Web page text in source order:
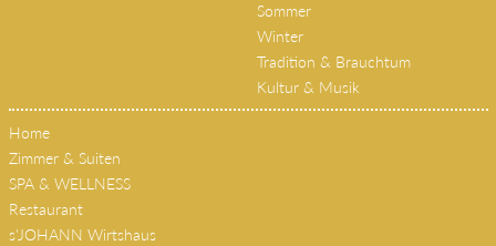
Sommer
Winter
Tradition & Brauchtum
Kultur & Musik
Home
Zimmer & Suiten
SPA & WELLNESS
Restaurant
s'JOHANN Wirtshaus